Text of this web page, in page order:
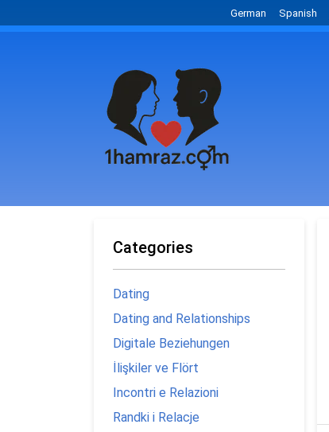
German Spanish
Categories
Dating
Dating and Relationships
Digitale Beziehungen
İlişkiler ve Flört
Incontri e Relazioni
Randki i Relacje